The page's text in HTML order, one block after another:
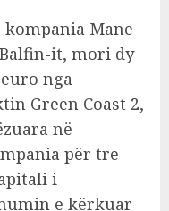
Mane
it, mori dy
nga
Green Coast 2,
në
për tre
i
e kërkuar